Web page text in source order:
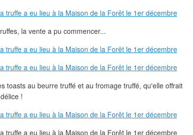
la vente a pu commencer...
toasts au beurre truffé et au fromage truffé, qu'elle offrait
!